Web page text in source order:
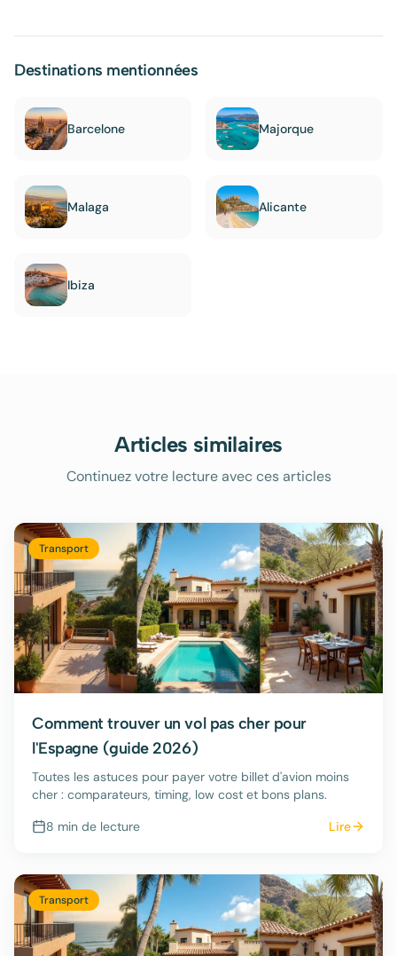
Destinations mentionnées
Barcelone Majorque
Malaga Alicante
Ibiza
Articles similaires
Continuez votre lecture avec ces articles
Transport
Comment trouver un vol pas cher pour
l'Espagne (guide 2026)
Toutes les astuces pour payer votre billet d'avion moins
cher : comparateurs, timing, low cost et bons plans.
8 min de lecture Lire
Transport